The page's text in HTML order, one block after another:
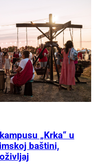
„Krka“ u
baštini,